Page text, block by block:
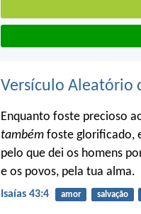
Versículo Aleatório
Enquanto foste precioso
também foste glorificado,
pelo que dei os homens
e os povos, pela tua alma.
Isaías 43:4 amor salvação